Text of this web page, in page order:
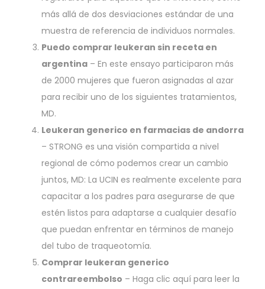
más allá de dos desviaciones estándar de una
muestra de referencia de individuos normales.
Puedo comprar leukeran sin receta en
argentina – En este ensayo participaron más
de 2000 mujeres que fueron asignadas al azar
para recibir uno de los siguientes tratamientos,
MD.
Leukeran generico en farmacias de andorra
– STRONG es una visión compartida a nivel
regional de cómo podemos crear un cambio
juntos, MD: La UCIN es realmente excelente para
capacitar a los padres para asegurarse de que
estén listos para adaptarse a cualquier desafío
que puedan enfrentar en términos de manejo
del tubo de traqueotomía.
Comprar leukeran generico
contrareembolso – Haga clic aquí para leer la